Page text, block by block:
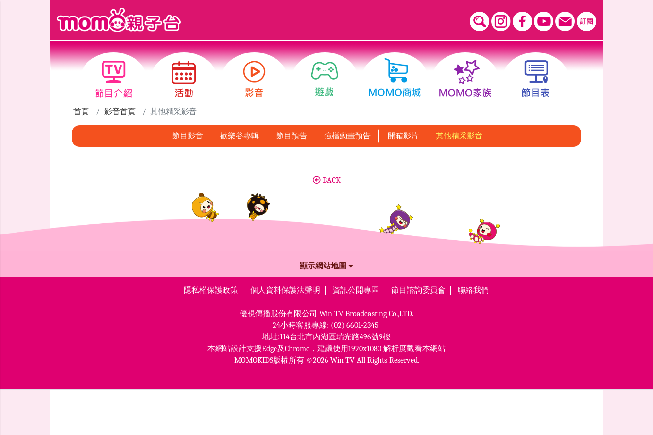
首頁 影音首頁 其他精采影音
節目影音 歡樂谷專輯 節目預告 強檔動畫預告 開箱影片 其他精采影音
BACK
顯示網站地圖
隱私權保護政策 個人資料保護法聲明 資訊公開專區 節目諮詢委員會 聯絡我們
優視傳播股份有限公司 Win TV Broadcasting Co.,LTD.
24小時客服專線: (02) 6601-2345
地址:114台北市內湖區瑞光路496號9樓
本網站設計支援Edge及Chrome， 建議使用1920x1080 解析度觀看本網站
MOMOKIDS版權所有 ©2026 Win TV All Rights Reserved.